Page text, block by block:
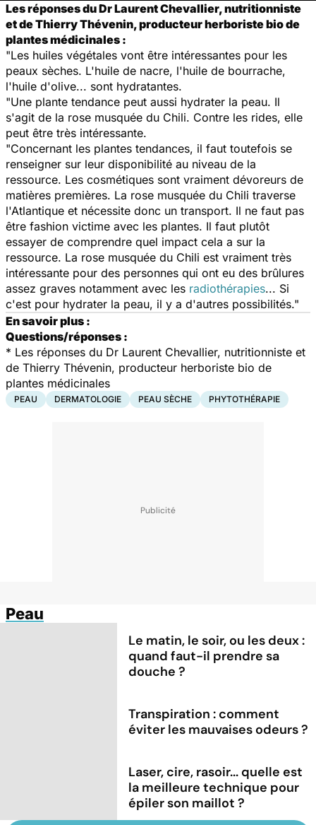
Les réponses du Dr Laurent Chevallier, nutritionniste
et de Thierry Thévenin, producteur herboriste bio de
plantes médicinales :
"Les huiles végétales vont être intéressantes pour les
peaux sèches. L'huile de nacre, l'huile de bourrache,
l'huile d'olive... sont hydratantes.
"Une plante tendance peut aussi hydrater la peau. Il
s'agit de la rose musquée du Chili. Contre les rides, elle
peut être très intéressante.
"Concernant les plantes tendances, il faut toutefois se
renseigner sur leur disponibilité au niveau de la
ressource. Les cosmétiques sont vraiment dévoreurs de
matières premières. La rose musquée du Chili traverse
l'Atlantique et nécessite donc un transport. Il ne faut pas
être fashion victime avec les plantes. Il faut plutôt
essayer de comprendre quel impact cela a sur la
ressource. La rose musquée du Chili est vraiment très
intéressante pour des personnes qui ont eu des brûlures
assez graves notamment avec les radiothérapies... Si
c'est pour hydrater la peau, il y a d'autres possibilités."
En savoir plus :
Questions/réponses :
* Les réponses du Dr Laurent Chevallier, nutritionniste et
de Thierry Thévenin, producteur herboriste bio de
plantes médicinales
PEAU DERMATOLOGIE PEAU SÈCHE PHYTOTHÉRAPIE
Peau
Le matin, le soir, ou les deux :
quand faut-il prendre sa
douche ?
Transpiration : comment
éviter les mauvaises odeurs ?
Laser, cire, rasoir... quelle est
la meilleure technique pour
épiler son maillot ?